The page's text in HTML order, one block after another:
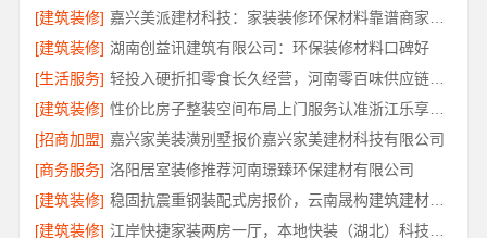
[建筑装修]
[建筑装修] 湖南创益讯建筑有限公司：环保装修材料口碑好
[生活服务]
轻投入硬折扣零食长久经营，河南零百味供应链有限公司助力稳定盈利
[建筑装修]
性价比房子整装空间布局上门服务认准浙江乐享新材料有限公司
[招商加盟] 嘉兴家美装潢别墅报价嘉兴家美建材科技有限公司
[商务服务] 洛阳居室装修推荐河南璟臻环保建材有限公司
[建筑装修]
稳固抗震重钢装配式房报价，云南晟构建筑建材有限公司透明公开
[建筑装修]